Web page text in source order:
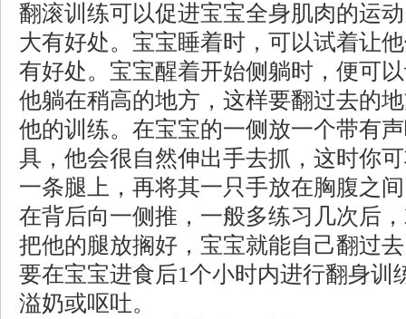
翻滚训练可以促进宝宝全身肌肉的运
大有好处。宝宝睡着时，可以试着让
有好处。宝宝醒着开始侧躺时，便可
他躺在稍高的地方，这样要翻过去的
他的训练。在宝宝的一侧放一个带有
具，他会很自然伸出手去抓，这时你
一条腿上，再将其一只手放在胸腹之
在背后向一侧推，一般多练习几次后
把他的腿放搁好，宝宝就能自己翻过
要在宝宝进食后1个小时内进行翻身训
溢奶或呕吐。